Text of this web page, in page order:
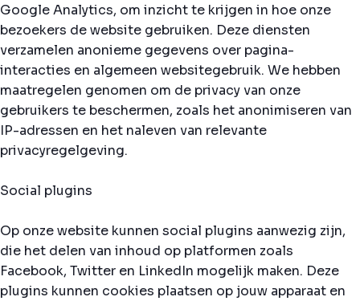
Google Analytics, om inzicht te krijgen in hoe onze
bezoekers de website gebruiken. Deze diensten
verzamelen anonieme gegevens over pagina-
interacties en algemeen websitegebruik. We hebben
maatregelen genomen om de privacy van onze
gebruikers te beschermen, zoals het anonimiseren van
IP-adressen en het naleven van relevante
privacyregelgeving.
Social plugins
Op onze website kunnen social plugins aanwezig zijn,
die het delen van inhoud op platformen zoals
Facebook, Twitter en LinkedIn mogelijk maken. Deze
plugins kunnen cookies plaatsen op jouw apparaat en